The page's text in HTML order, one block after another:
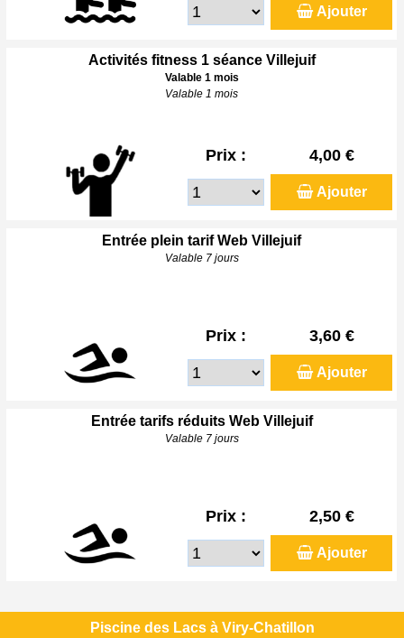
Ajouter
Activités fitness 1 séance Villejuif
Valable 1 mois
Valable 1 mois
Prix : 4,00 €
Ajouter
Entrée plein tarif Web Villejuif
Valable 7 jours
Prix : 3,60 €
Ajouter
Entrée tarifs réduits Web Villejuif
Valable 7 jours
Prix : 2,50 €
Ajouter
Piscine des Lacs à Viry-Chatillon